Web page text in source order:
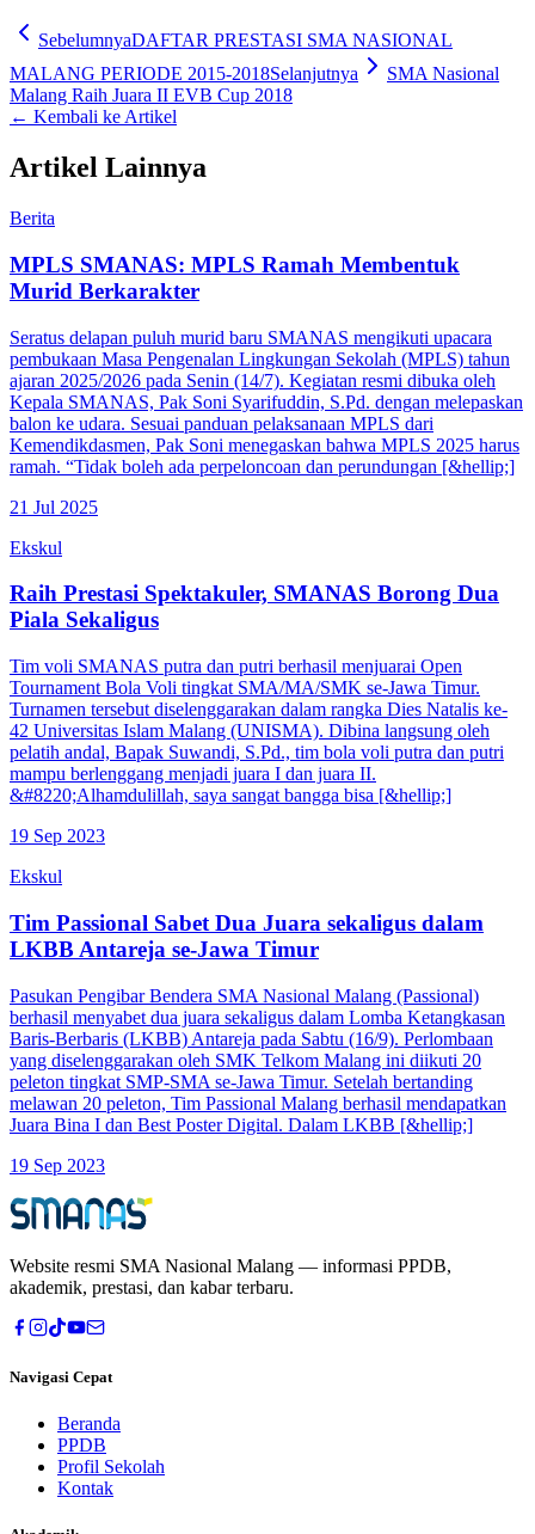
SebelumnyaDAFTAR PRESTASI SMA NASIONAL
MALANG PERIODE 2015-2018Selanjutnya
SMA Nasional
Malang Raih Juara II EVB Cup 2018
← Kembali ke Artikel
Artikel Lainnya
Berita
MPLS SMANAS: MPLS Ramah Membentuk
Murid Berkarakter
Seratus delapan puluh murid baru SMANAS mengikuti upacara
pembukaan Masa Pengenalan Lingkungan Sekolah (MPLS) tahun
ajaran 2025/2026 pada Senin (14/7). Kegiatan resmi dibuka oleh
Kepala SMANAS, Pak Soni Syarifuddin, S.Pd. dengan melepaskan
balon ke udara. Sesuai panduan pelaksanaan MPLS dari
Kemendikdasmen, Pak Soni menegaskan bahwa MPLS 2025 harus
ramah. “Tidak boleh ada perpeloncoan dan perundungan [&hellip;]
21 Jul 2025
Ekskul
Raih Prestasi Spektakuler, SMANAS Borong Dua
Piala Sekaligus
Tim voli SMANAS putra dan putri berhasil menjuarai Open
Tournament Bola Voli tingkat SMA/MA/SMK se-Jawa Timur.
Turnamen tersebut diselenggarakan dalam rangka Dies Natalis ke-
42 Universitas Islam Malang (UNISMA). Dibina langsung oleh
pelatih andal, Bapak Suwandi, S.Pd., tim bola voli putra dan putri
mampu berlenggang menjadi juara I dan juara II.
&#8220;Alhamdulillah, saya sangat bangga bisa [&hellip;]
19 Sep 2023
Ekskul
Tim Passional Sabet Dua Juara sekaligus dalam
LKBB Antareja se-Jawa Timur
Pasukan Pengibar Bendera SMA Nasional Malang (Passional)
berhasil menyabet dua juara sekaligus dalam Lomba Ketangkasan
Baris-Berbaris (LKBB) Antareja pada Sabtu (16/9). Perlombaan
yang diselenggarakan oleh SMK Telkom Malang ini diikuti 20
peleton tingkat SMP-SMA se-Jawa Timur. Setelah bertanding
melawan 20 peleton, Tim Passional Malang berhasil mendapatkan
Juara Bina I dan Best Poster Digital. Dalam LKBB [&hellip;]
19 Sep 2023
Website resmi SMA Nasional Malang — informasi PPDB,
akademik, prestasi, dan kabar terbaru.
Navigasi Cepat
Beranda
PPDB
Profil Sekolah
Kontak